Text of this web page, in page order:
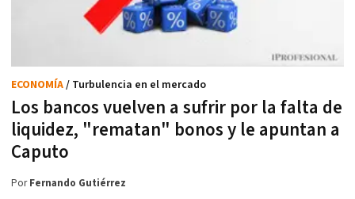
Los bancos vuelven a sufrir por la falta de
liquidez, "rematan" bonos y le apuntan a
Caputo
ECONOMÍA/ Turbulencia en el mercado
PorFernando Gutiérrez